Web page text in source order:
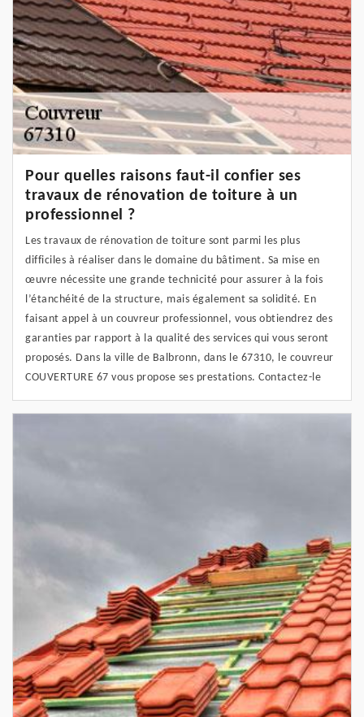
Pour quelles raisons faut-il confier ses
travaux de rénovation de toiture à un
professionnel ?
Les travaux de rénovation de toiture sont parmi les plus
difficiles à réaliser dans le domaine du bâtiment. Sa mise en
œuvre nécessite une grande technicité pour assurer à la fois
l’étanchéité de la structure, mais également sa solidité. En
faisant appel à un couvreur professionnel, vous obtiendrez des
garanties par rapport à la qualité des services qui vous seront
proposés. Dans la ville de Balbronn, dans le 67310, le couvreur
COUVERTURE 67 vous propose ses prestations. Contactez-le